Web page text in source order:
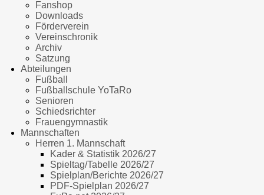
Fanshop
Downloads
Förderverein
Vereinschronik
Archiv
Satzung
Abteilungen
Fußball
Fußballschule YoTaRo
Senioren
Schiedsrichter
Frauengymnastik
Mannschaften
Herren 1. Mannschaft
Kader & Statistik 2026/27
Spieltag/Tabelle 2026/27
Spielplan/Berichte 2026/27
PDF-Spielplan 2026/27